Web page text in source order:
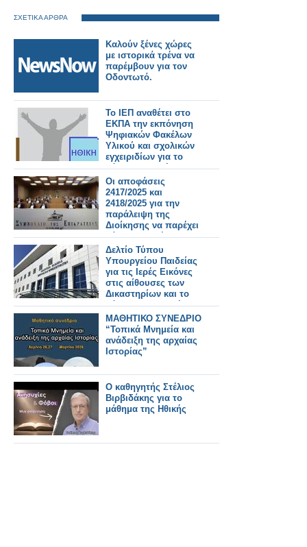
ΣΧΕΤΙΚΑ ΑΡΘΡΑ
Καλούν ξένες χώρες
με ιστορικά τρένα να
παρέμβουν για τον
Οδοντωτό.
Το ΙΕΠ αναθέτει στο
ΕΚΠΑ την εκπόνηση
Ψηφιακών Φακέλων
Υλικού και σχολικών
εγχειριδίων για το
μάθημα «Ηθική»
Οι αποφάσεις
2417/2025 και
2418/2025 για την
παράλειψη της
Διοίκησης να παρέχει
μάθημα Ηθικής
(περίληψη)
Δελτίο Τύπου
Υπουργείου Παιδείας
για τις Ιερές Εικόνες
στις αίθουσες των
Δικαστηρίων και το
μάθημα της Ηθικής
ΜΑΘΗΤΙΚΟ ΣΥΝΕΔΡΙΟ
“Τοπικά Μνημεία και
ανάδειξη της αρχαίας
Ιστορίας”
Ο καθηγητής Στέλιος
Βιρβιδάκης για το
μάθημα της Ηθικής